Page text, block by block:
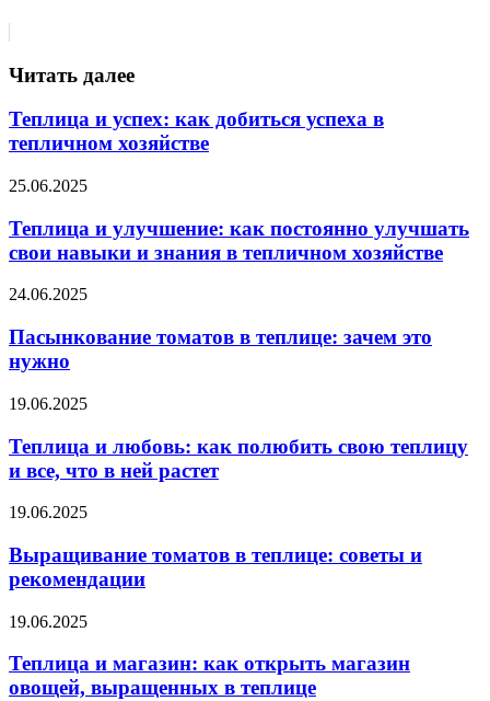
Читать далее
Теплица и успех: как добиться успеха в
тепличном хозяйстве
25.06.2025
Теплица и улучшение: как постоянно улучшать
свои навыки и знания в тепличном хозяйстве
24.06.2025
Пасынкование томатов в теплице: зачем это
нужно
19.06.2025
Теплица и любовь: как полюбить свою теплицу
и все, что в ней растет
19.06.2025
Выращивание томатов в теплице: советы и
рекомендации
19.06.2025
Теплица и магазин: как открыть магазин
овощей, выращенных в теплице